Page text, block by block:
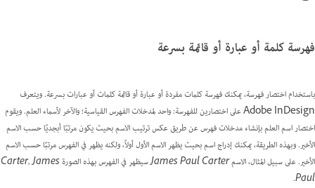
فهرسة كلمة أو عبارة أو قائمة بسرعة
باستخدام اختصار فهرسة، يمكنك فهرسة كلمات مفردة أو عبارة أو قائمة كلمات أو عبارات بسرعة. ويتعرف
Adobe InDesign على اختصارين للفهرسة: واحد لمدخلات الفهرس القياسية؛ والآخر لأسماء العلم. ويقوم
اختصار اسم العلم بإنشاء مدخلات فهرس عن طريق عكس ترتيب الاسم بحيث يكون مرتبًا أبجديًا حسب الاسم
الأخير. وبهذه الطريقة، يمكنك إدراج اسم بحيث يظهر الاسم الأول أولاً، ولكنه يظهر في الفهرس مرتبًا حسب الاسم
الأخير. على سبيل المثال، الاسمJames Paul Carterسيظهر في الفهرس بهذه الصورةCarter, James
Paul
.